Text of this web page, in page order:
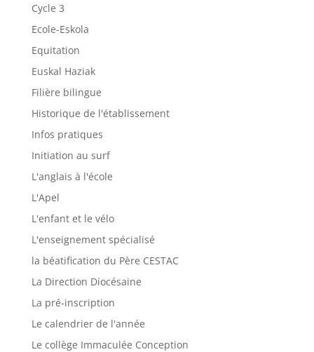
Cycle 3
Ecole-Eskola
Equitation
Euskal Haziak
Filière bilingue
Historique de l'établissement
Infos pratiques
Initiation au surf
L'anglais à l'école
L'Apel
L'enfant et le vélo
L'enseignement spécialisé
la béatification du Père CESTAC
La Direction Diocésaine
La pré-inscription
Le calendrier de l'année
Le collège Immaculée Conception